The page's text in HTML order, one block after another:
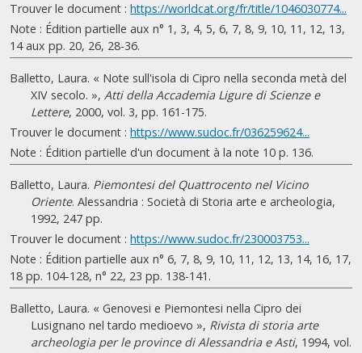
Trouver le document : https://worldcat.org/fr/title/1046030774...
Note : Édition partielle aux n° 1, 3, 4, 5, 6, 7, 8, 9, 10, 11, 12, 13,
14 aux pp. 20, 26, 28-36.
Balletto, Laura. « Note sull'isola di Cipro nella seconda metà del
XIV secolo. », Atti della Accademia Ligure di Scienze e
Lettere, 2000, vol. 3, pp. 161-175.
Trouver le document : https://www.sudoc.fr/036259624...
Note : Édition partielle d'un document à la note 10 p. 136.
Balletto, Laura. Piemontesi del Quattrocento nel Vicino
Oriente. Alessandria : Società di Storia arte e archeologia,
1992, 247 pp.
Trouver le document : https://www.sudoc.fr/230003753...
Note : Édition partielle aux n° 6, 7, 8, 9, 10, 11, 12, 13, 14, 16, 17,
18 pp. 104-128, n° 22, 23 pp. 138-141.
Balletto, Laura. « Genovesi e Piemontesi nella Cipro dei
Lusignano nel tardo medioevo », Rivista di storia arte
archeologia per le province di Alessandria e Asti, 1994, vol.